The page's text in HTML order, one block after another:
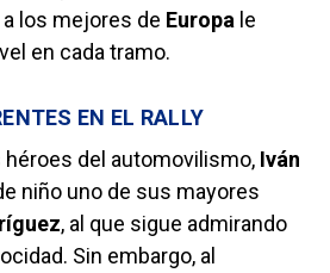
los mejores de Europa le
en cada tramo.
EN EL RALLY
del automovilismo, Iván
niño uno de sus mayores
, al que sigue admirando
Sin embargo, al